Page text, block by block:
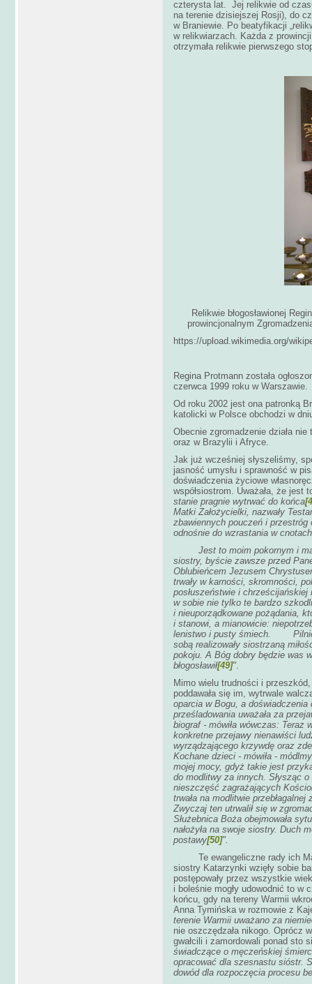
czterysta lat. Jej relikwie od
na terenie dzisiejszej Rosji), do
w Braniewie. Po beatyfikacji
w relikwiarzach. Każda z
otrzymała relikwie pierwszego
Relikwie błogosławionej
prowincjonalnym
https://upload.wikimedia.org/
Regina Protmann została
czerwca 1999 roku w Warszawie.
Od roku 2002 jest ona patronką
katolicki w Polsce obchodzi w
Obecnie zgromadzenie działa
oraz w Brazylii i Afryce.
Jak już wcześniej słyszeliśmy,
jasność umysłu i sprawność w
doświadczenia życiowe
współsiostrom. Uważała, że jest
stanie pragnie wytrwać do końca
Matki Założycielki, nazwały
zbawiennych pouczeń i
odnośnie do wzrastania w
Jest to moim pokornym i
siostry, byście zawsze przed
Oblubieńcem Jezusem
trwały w karności, skromności,
posłuszeństwie i
w sobie nie tylko te bardzo
i nieuporządkowane pożądania,
i stanowi, a mianowicie:
lenistwo i pusty śmiech. Pilnie
sobą realizowały siostrzaną
pokoju. A Bóg dobry będzie was
błogosławił[49]".
Mimo wielu trudności i przeszkód,
poddawała się im, wytrwale
oparcia w Bogu, a
prześladowania uważała za
biograf - mówiła wówczas: Teraz
konkretne przejawy nienawiści
wyrządzającego krzywdę oraz
Kochane dzieci - mówiła -
mojej mocy, gdyż takie jest
do modlitwy za innych. Słysząc
nieszczęść zagrażających
trwała na modlitwie
Zwyczaj ten utrwalił się w
Służebnica Boża obejmowała
nałożyła na swoje siostry. Duch
postawy[50]".
Te ewangeliczne rady ich
siostry Katarzynki wzięły sobie
postępowały przez wszystkie
i boleśnie mogły udowodnić to w
końcu, gdy na tereny Warmii
Anna Tymińska w rozmowie z
terenie Warmii uważano za
nie oszczędzała nikogo. Oprócz
gwałcili i zamordowali ponad sto
świadczące o męczeńskiej
opracować dla szesnastu sióstr.
dowód dla rozpoczęcia procesu